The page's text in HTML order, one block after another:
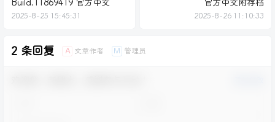
Build.11869419 官方中文
2025-8-25 15:45:31
官方中文附存档
2025-8-26 11:10:33
2 条回复 A 文章作者 M 管理员